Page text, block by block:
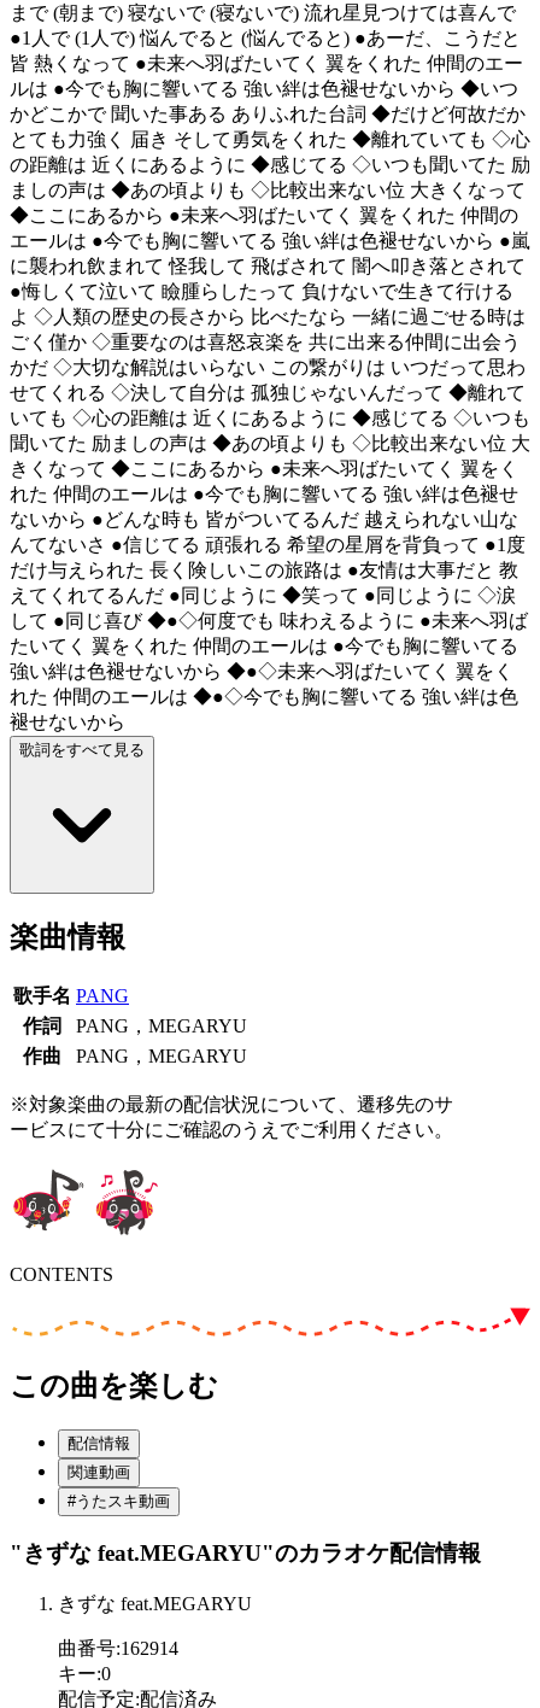
まで (朝まで) 寝ないで (寝ないで) 流れ星見つけては喜んで
●1人で (1人で) 悩んでると (悩んでると) ●あーだ、こうだと
皆 熱くなって ●未来へ羽ばたいてく 翼をくれた 仲間のエー
ルは ●今でも胸に響いてる 強い絆は色褪せないから ◆いつ
かどこかで 聞いた事ある ありふれた台詞 ◆だけど何故だか
とても力強く 届き そして勇気をくれた ◆離れていても ◇心
の距離は 近くにあるように ◆感じてる ◇いつも聞いてた 励
ましの声は ◆あの頃よりも ◇比較出来ない位 大きくなって
◆ここにあるから ●未来へ羽ばたいてく 翼をくれた 仲間の
エールは ●今でも胸に響いてる 強い絆は色褪せないから ●嵐
に襲われ飲まれて 怪我して 飛ばされて 闇へ叩き落とされて
●悔しくて泣いて 瞼腫らしたって 負けないで生きて行ける
よ ◇人類の歴史の長さから 比べたなら 一緒に過ごせる時は
ごく僅か ◇重要なのは喜怒哀楽を 共に出来る仲間に出会う
かだ ◇大切な解説はいらない この繋がりは いつだって思わ
せてくれる ◇決して自分は 孤独じゃないんだって ◆離れて
いても ◇心の距離は 近くにあるように ◆感じてる ◇いつも
聞いてた 励ましの声は ◆あの頃よりも ◇比較出来ない位 大
きくなって ◆ここにあるから ●未来へ羽ばたいてく 翼をく
れた 仲間のエールは ●今でも胸に響いてる 強い絆は色褪せ
ないから ●どんな時も 皆がついてるんだ 越えられない山な
んてないさ ●信じてる 頑張れる 希望の星屑を背負って ●1度
だけ与えられた 長く険しいこの旅路は ●友情は大事だと 教
えてくれてるんだ ●同じように ◆笑って ●同じように ◇涙
して ●同じ喜び ◆●◇何度でも 味わえるように ●未来へ羽ば
たいてく 翼をくれた 仲間のエールは ●今でも胸に響いてる
強い絆は色褪せないから ◆●◇未来へ羽ばたいてく 翼をく
れた 仲間のエールは ◆●◇今でも胸に響いてる 強い絆は色
褪せないから
歌詞をすべて見る
楽曲情報
歌手名 PANG
作詞
PANG，MEGARYU
作曲
PANG，MEGARYU
※対象楽曲の最新の配信状況について、遷移先のサ
ービスにて十分にご確認のうえでご利用ください。
CONTENTS
この曲を楽しむ
配信情報
関連動画
#うたスキ動画
"きずな feat.MEGARYU"のカラオケ配信情報
きずな feat.MEGARYU
曲番号:162914
キー:0
配信予定:配信済み